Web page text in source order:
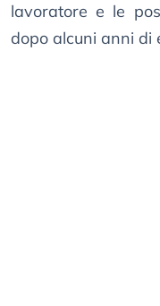
lavoratore e le
dopo alcuni anni di